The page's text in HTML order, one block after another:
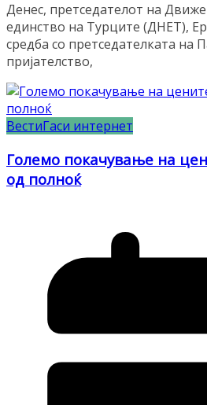
Денес, претседателот на
единство на Турците (ДНЕТ),
средба со претседателката на
пријателство,
ВестиГаси интернет
Големо покачување на
од полноќ